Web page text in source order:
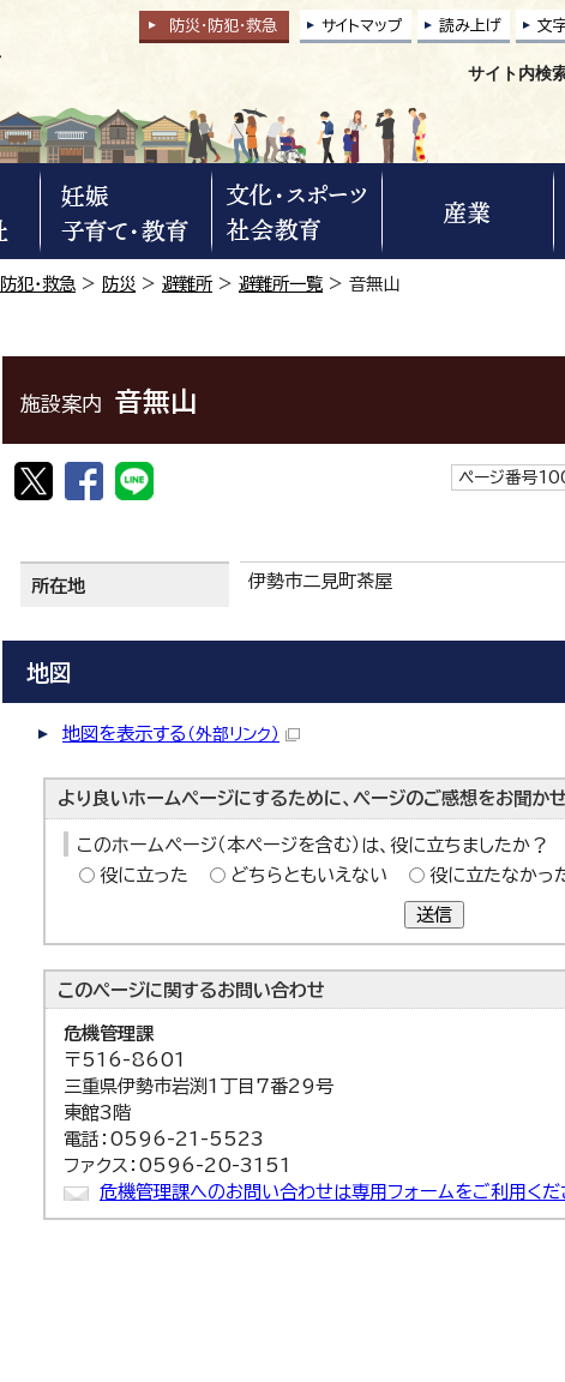
防災・防犯・救急 サイトマップ 読み上げ 文
サイト内検
防犯・救急 > 防災 > 避難所 > 避難所一覧 > 音無山
施設案内 音無山
ページ番号
所在地 伊勢市二見町茶屋
地図
地図を表示する （外部リンク）
より良いホームページにするために、ページのご感想をお聞か
このホームページ（本ページを含む）は、役に立ちましたか？
役に立った
どちらともいえない 役に立たなかっ
送信
このページに関するお問い合わせ
危機管理課
〒516-8601
三重県伊勢市岩渕1丁目7番29号
東館3階
電話：0596-21-5523
ファクス：0596-20-3151
危機管理課へのお問い合わせは専用フォームをご利用くだ